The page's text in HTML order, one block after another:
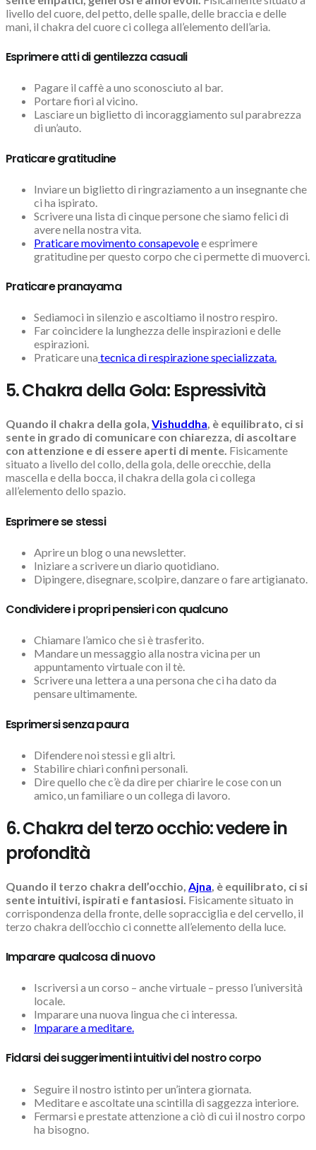
livello del cuore, del petto, delle spalle, delle braccia e delle
mani, il chakra del cuore ci collega all’elemento dell’aria.
Esprimere atti di gentilezza casuali
Pagare il caffè a uno sconosciuto al bar.
Portare fiori al vicino.
Lasciare un biglietto di incoraggiamento sul parabrezza
di un’auto.
Praticare gratitudine
Inviare un biglietto di ringraziamento a un insegnante che
ci ha ispirato.
Scrivere una lista di cinque persone che siamo felici di
avere nella nostra vita.
Praticare movimento consapevolee esprimere
gratitudine per questo corpo che ci permette di muoverci.
Praticare pranayama
Sediamoci in silenzio e ascoltiamo il nostro respiro.
Far coincidere la lunghezza delle inspirazioni e delle
espirazioni.
Praticare una tecnica di respirazione specializzata.
5. Chakra della Gola: Espressività
Quando il chakra della gola, Vishuddha, è equilibrato, ci si
sente in grado di comunicare con chiarezza, di ascoltare
con attenzione e di essere aperti di mente. Fisicamente
situato a livello del collo, della gola, delle orecchie, della
mascella e della bocca, il chakra della gola ci collega
all’elemento dello spazio.
Esprimere se stessi
Aprire un blog o una newsletter.
Iniziare a scrivere un diario quotidiano.
Dipingere, disegnare, scolpire, danzare o fare artigianato.
Condividere i propri pensieri con qualcuno
Chiamare l’amico che si è trasferito.
Mandare un messaggio alla nostra vicina per un
appuntamento virtuale con il tè.
Scrivere una lettera a una persona che ci ha dato da
pensare ultimamente.
Esprimersi senza paura
Difendere noi stessi e gli altri.
Stabilire chiari confini personali.
Dire quello che c’è da dire per chiarire le cose con un
amico, un familiare o un collega di lavoro.
6. Chakra del terzo occhio: vedere in
profondità
Quando il terzo chakra dell’occhio, Ajna , è equilibrato, ci si
sente intuitivi, ispirati e fantasiosi. Fisicamente situato in
corrispondenza della fronte, delle sopracciglia e del cervello, il
terzo chakra dell’occhio ci connette all’elemento della luce.
Imparare qualcosa di nuovo
Iscriversi a un corso – anche virtuale – presso l’università
locale.
Imparare una nuova lingua che ci interessa.
Imparare a meditare.
Fidarsi dei suggerimenti intuitivi del nostro corpo
Seguire il nostro istinto per un’intera giornata.
Meditare e ascoltate una scintilla di saggezza interiore.
Fermarsi e prestate attenzione a ciò di cui il nostro corpo
ha bisogno.